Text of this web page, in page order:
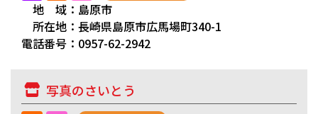
地 域：島原市
所在地：長崎県島原市広馬場町340-1
電話番号：0957-62-2942
写真のさいとう